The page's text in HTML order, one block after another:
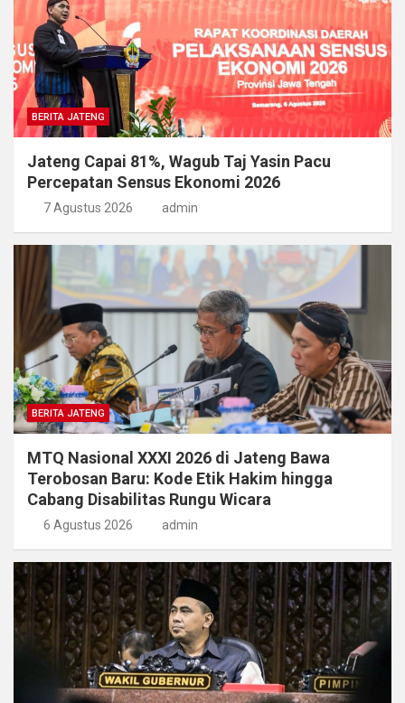
BERITA JATENG
Jateng Capai 81%, Wagub Taj Yasin Pacu
Percepatan Sensus Ekonomi 2026
7 Agustus 2026 admin
BERITA JATENG
MTQ Nasional XXXI 2026 di Jateng Bawa
Terobosan Baru: Kode Etik Hakim hingga
Cabang Disabilitas Rungu Wicara
6 Agustus 2026 admin